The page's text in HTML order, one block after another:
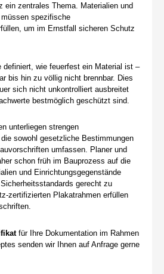
ein zentrales Thema. Materialien und
spezifische
um im Ernstfall sicheren Schutz
definiert, wie feuerfest ein Material ist –
bis hin zu völlig nicht brennbar. Dies
sich nicht unkontrolliert ausbreitet
bestmöglich geschützt sind.
unterliegen strengen
sowohl gesetzliche Bestimmungen
umfassen. Planer und
schon früh im Bauprozess auf die
und Einrichtungsgegenstände
gerecht zu
zertifizierten Plakatrahmen erfüllen
für Ihre Dokumentation im Rahmen
senden wir Ihnen auf Anfrage gerne